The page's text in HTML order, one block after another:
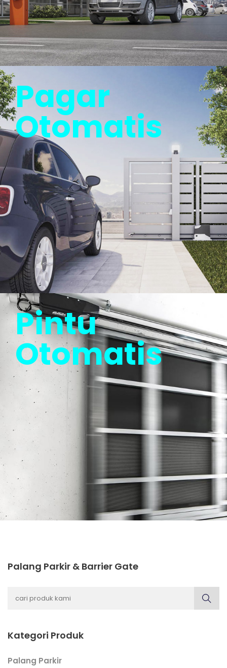
Pagar
Otomatis
Pintu
Otomatis
Palang Parkir & Barrier Gate
Kategori Produk
Palang Parkir